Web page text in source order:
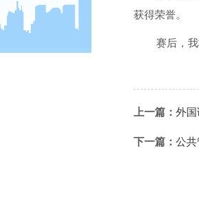
获得荣誉。
赛后，
上一篇： 外
下一篇： 公